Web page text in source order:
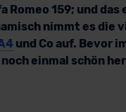
Romeo 159; und
nimmt es die
und Co auf. Bevor
einmal schön